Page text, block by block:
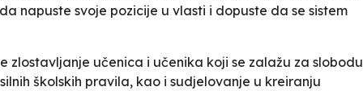
napuste svoje pozicije u vlasti i dopuste da se sistem
zlostavljanje učenica i učenika koji se zalažu za slobodu
školskih pravila, kao i sudjelovanje u kreiranju